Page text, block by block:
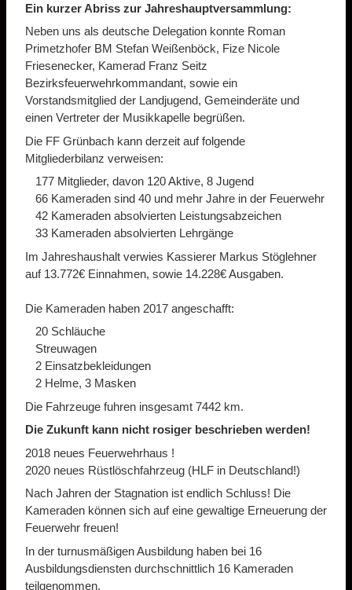
Ein kurzer Abriss zur Jahreshauptversammlung:
Neben uns als deutsche Delegation konnte Roman
Primetzhofer BM Stefan Weißenböck, Fize Nicole
Friesenecker, Kamerad Franz Seitz
Bezirksfeuerwehrkommandant, sowie ein
Vorstandsmitglied der Landjugend, Gemeinderäte und
einen Vertreter der Musikkapelle begrüßen.
Die FF Grünbach kann derzeit auf folgende
Mitgliederbilanz verweisen:
177 Mitglieder, davon 120 Aktive, 8 Jugend
66 Kameraden sind 40 und mehr Jahre in der Feuerwehr
42 Kameraden absolvierten Leistungsabzeichen
33 Kameraden absolvierten Lehrgänge
Im Jahreshaushalt verwies Kassierer Markus Stöglehner
auf 13.772€ Einnahmen, sowie 14.228€ Ausgaben.
Die Kameraden haben 2017 angeschafft:
20 Schläuche
Streuwagen
2 Einsatzbekleidungen
2 Helme, 3 Masken
Die Fahrzeuge fuhren insgesamt 7442 km.
Die Zukunft kann nicht rosiger beschrieben werden!
2018 neues Feuerwehrhaus !
2020 neues Rüstlöschfahrzeug (HLF in Deutschland!)
Nach Jahren der Stagnation ist endlich Schluss! Die
Kameraden können sich auf eine gewaltige Erneuerung der
Feuerwehr freuen!
In der turnusmäßigen Ausbildung haben bei 16
Ausbildungsdiensten durchschnittlich 16 Kameraden
teilgenommen.